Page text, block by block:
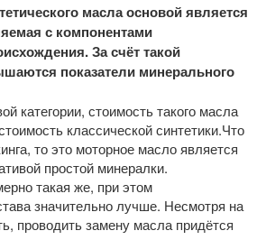
масла основой является
с компонентами
За счёт такой
показатели минерального
категории, стоимость такого масла
классической синтетики.Что
то это моторное масло является
простой минералки.
такая же, при этом
значительно лучше. Несмотря на
проводить замену масла придётся